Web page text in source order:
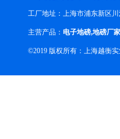
工厂地址：上海市浦东新区川
主营产品： 电子地磅,地磅厂家
©2019 版权所有：上海越衡